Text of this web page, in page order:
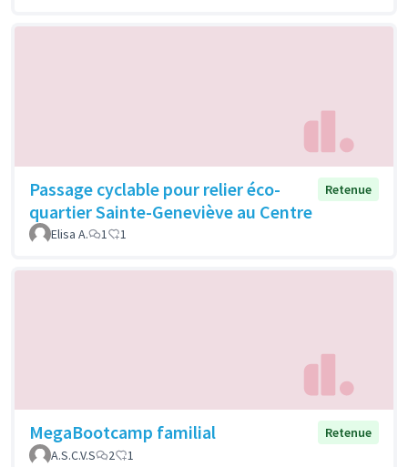
Passage cyclable pour relier éco-
quartier Sainte-Geneviève au Centre
Retenue
Elisa A. 1 1
MegaBootcamp familial
Retenue
A.S.C.V.S
2 1